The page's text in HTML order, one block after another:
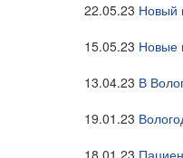
22.05.23 Новый
15.05.23 Новые
13.04.23 В
19.01.23
18.01.23